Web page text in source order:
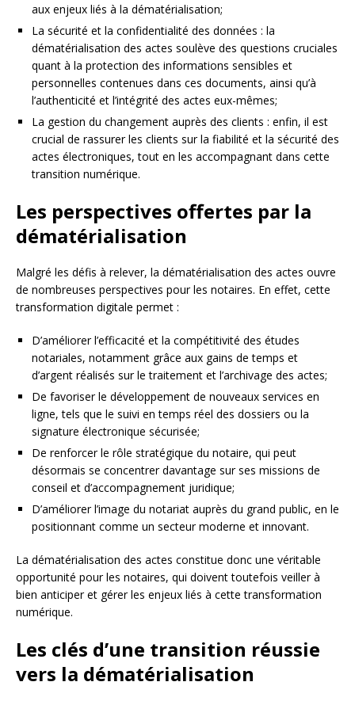
aux enjeux liés à la dématérialisation;
La sécurité et la confidentialité des données : la
dématérialisation des actes soulève des questions cruciales
quant à la protection des informations sensibles et
personnelles contenues dans ces documents, ainsi qu’à
l’authenticité et l’intégrité des actes eux-mêmes;
La gestion du changement auprès des clients : enfin, il est
crucial de rassurer les clients sur la fiabilité et la sécurité des
actes électroniques, tout en les accompagnant dans cette
transition numérique.
Les perspectives offertes par la
dématérialisation
Malgré les défis à relever, la dématérialisation des actes ouvre
de nombreuses perspectives pour les notaires. En effet, cette
transformation digitale permet :
D’améliorer l’efficacité et la compétitivité des études
notariales, notamment grâce aux gains de temps et
d’argent réalisés sur le traitement et l’archivage des actes;
De favoriser le développement de nouveaux services en
ligne, tels que le suivi en temps réel des dossiers ou la
signature électronique sécurisée;
De renforcer le rôle stratégique du notaire, qui peut
désormais se concentrer davantage sur ses missions de
conseil et d’accompagnement juridique;
D’améliorer l’image du notariat auprès du grand public, en le
positionnant comme un secteur moderne et innovant.
La dématérialisation des actes constitue donc une véritable
opportunité pour les notaires, qui doivent toutefois veiller à
bien anticiper et gérer les enjeux liés à cette transformation
numérique.
Les clés d’une transition réussie
vers la dématérialisation